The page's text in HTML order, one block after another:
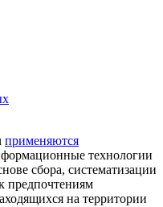
применяются
технологии
сбора, систематизации
предпочтениям
на территории